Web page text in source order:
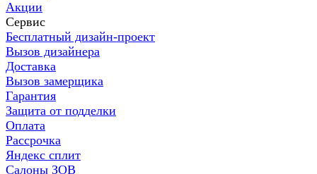
Акции
Сервис
Бесплатный дизайн-проект
Вызов дизайнера
Доставка
Вызов замерщика
Гарантия
Защита от подделки
Оплата
Рассрочка
Яндекс сплит
Салоны ЗОВ